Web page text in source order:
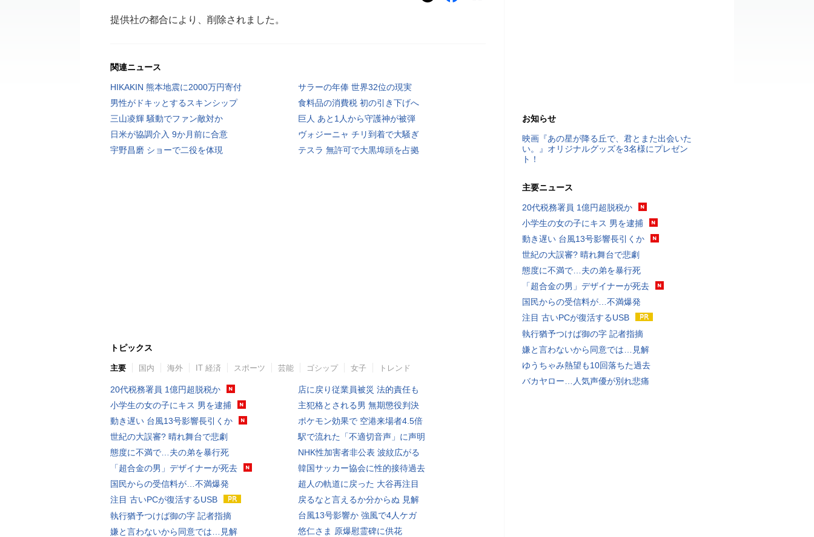
提供社の都合により、削除されました。
関連ニュース
HIKAKIN 熊本地震に2000万円寄付
サラーの年俸 世界32位の現実
男性がドキッとするスキンシップ
食料品の消費税 初の引き下げへ
三山凌輝 騒動でファン敵対か
巨人 あと1人から守護神が被弾
日米が協調介入 9か月前に合意
ヴォジーニャ チリ到着で大騒ぎ
宇野昌磨 ショーで二役を体現
テスラ 無許可で大黒埠頭を占拠
トピックス
主要 国内 海外 IT 経済 スポーツ 芸能 ゴシップ 女子 トレンド
20代税務署員 1億円超脱税か
小学生の女の子にキス 男を逮捕
動き遅い 台風13号影響長引くか
世紀の大誤審? 晴れ舞台で悲劇
態度に不満で…夫の弟を暴行死
「超合金の男」デザイナーが死去
国民からの受信料が…不満爆発
注目 古いPCが復活するUSB
執行猶予つけば御の字 記者指摘
嫌と言わないから同意では…見解
店に戻り従業員被災 法的責任も
主犯格とされる男 無期懲役判決
ポケモン効果で 空港来場者4.5倍
駅で流れた「不適切音声」に声明
NHK性加害者非公表 波紋広がる
韓国サッカー協会に性的接待過去
超人の軌道に戻った 大谷再注目
戻るなと言えるか分からぬ 見解
台風13号影響か 強風で4人ケガ
悠仁さま 原爆慰霊碑に供花
お知らせ
映画『あの星が降る丘で、君とまた出会いた
い。』オリジナルグッズを3名様にプレゼン
ト！
主要ニュース
20代税務署員 1億円超脱税か
小学生の女の子にキス 男を逮捕
動き遅い 台風13号影響長引くか
世紀の大誤審? 晴れ舞台で悲劇
態度に不満で…夫の弟を暴行死
「超合金の男」デザイナーが死去
国民からの受信料が…不満爆発
注目 古いPCが復活するUSB
執行猶予つけば御の字 記者指摘
嫌と言わないから同意では…見解
ゆうちゃみ熱望も10回落ちた過去
バカヤロー…人気声優が別れ悲痛